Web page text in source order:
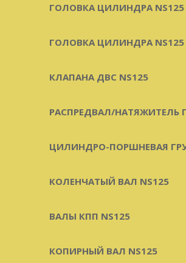
ГОЛОВКА ЦИЛИНДРА NS125
ГОЛОВКА ЦИЛИНДРА NS125
КЛАПАНА ДВС NS125
РАСПРЕДВАЛ/НАТЯЖИТЕЛЬ
ЦИЛИНДРО-ПОРШНЕВАЯ
КОЛЕНЧАТЫЙ ВАЛ NS125
ВАЛЫ КПП NS125
КОПИРНЫЙ ВАЛ NS125